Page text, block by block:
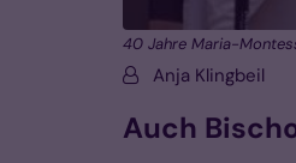
40 Jahre Maria-
Von:Anja Klingbeil
Auch